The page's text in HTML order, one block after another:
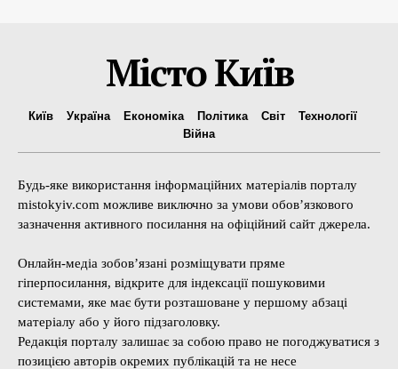
Місто Київ
Київ Україна Економіка Політика Світ
Технології
Війна
Будь-яке використання інформаційних матеріалів порталу
mistokyiv.com можливе виключно за умови обов’язкового
зазначення активного посилання на офіційний сайт джерела.
Онлайн-медіа зобов’язані розміщувати пряме
гіперпосилання, відкрите для індексації пошуковими
системами, яке має бути розташоване у першому абзаці
матеріалу або у його підзаголовку.
Редакція порталу залишає за собою право не погоджуватися з
позицією авторів окремих публікацій та не несе